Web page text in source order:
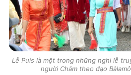
Lễ Puis là một trong những nghi lễ
người Chăm theo đạo